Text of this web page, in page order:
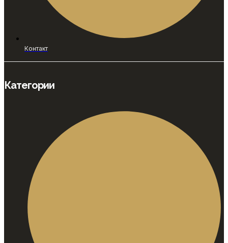
Контакт
Категории